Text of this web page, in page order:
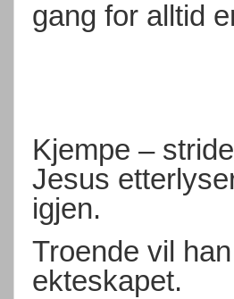
gang for alltid
Kjempe –
Jesus
igjen.
Troende vil
ekteskapet.